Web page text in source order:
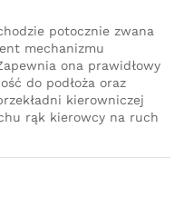
potocznie zwana
mechanizmu
ona prawidłowy
do podłoża oraz
kierowniczej
rąk kierowcy na ruch